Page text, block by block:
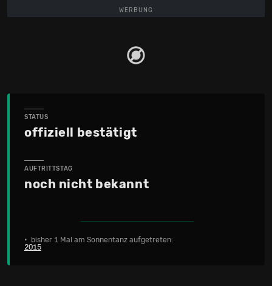
WERBUNG
STATUS
offiziell bestätigt
AUFTRITTSTAG
noch nicht bekannt
• bisher 1 Mal am Sonnentanz aufgetreten:
2015